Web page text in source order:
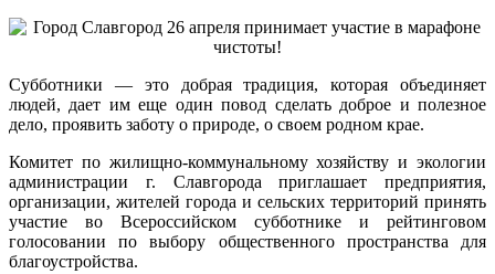
Субботники — это добрая традиция, которая объединяет
людей, дает им еще один повод сделать доброе и полезное
дело, проявить заботу о природе, о своем родном крае.
Комитет по жилищно-коммунальному хозяйству и экологии
администрации г. Славгорода приглашает предприятия,
организации, жителей города и сельских территорий принять
участие во Всероссийском субботнике и рейтинговом
голосовании по выбору общественного пространства для
благоустройства.